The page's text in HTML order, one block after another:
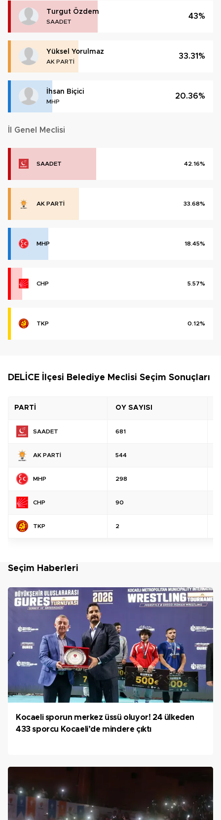
Turgut Özdem
SAADET
43%
Yüksel Yorulmaz
AK PARTİ
33.31%
İhsan Biçici
MHP
20.36%
İl Genel Meclisi
SAADET 42.16%
AK PARTİ 33.68%
MHP 18.45%
CHP 5.57%
TKP 0.12%
DELİCE İlçesi Belediye Meclisi Seçim Sonuçları
PARTİ OY SAYISI
SAADET 681
AK PARTİ 544
MHP 298
CHP 90
TKP 2
Seçim Haberleri
Kocaeli sporun merkez üssü oluyor! 24 ülkeden
433 sporcu Kocaeli’de mindere çıktı